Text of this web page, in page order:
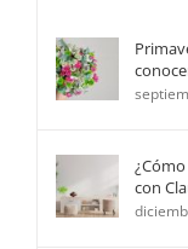
con